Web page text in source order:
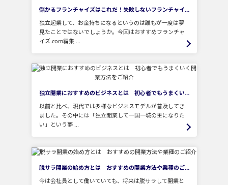
儲かるフランチャイズはこれだ！失敗しないフランチャイズ6選をご紹介
独立起業して、お金持ちになるというのは誰もが一度は夢
見たことではないでしょうか。今回はおすすめフランチャ
イズ.com編集 ...
独立開業におすすめのビジネスとは 初心者でもうまくいく開業方法をご紹介
以前と比べ、現代では多様なビジネスモデルが普及してき
ました。その中には「独立開業して一国一城の主になりた
い」という夢 ...
脱サラ開業の始め方とは おすすめの開業方法や業種のご紹介
今は会社員として働いていても、将来は脱サラして開業と